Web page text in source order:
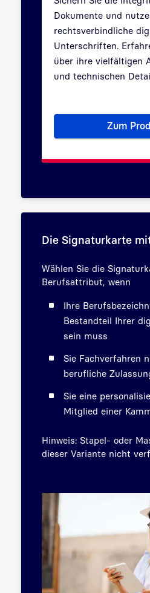
Dokumente und
rechtsverbindliche
Unterschriften.
über ihre vielfältigen
und technischen
Zum
Die Signaturkarte
Wählen Sie die
Berufsattribut, wenn
Ihre
Bestandteil Ihrer
sein muss
Sie Fachverfahren
berufliche
Sie eine
Mitglied einer
Hinweis: Stapel- oder
dieser Variante nicht